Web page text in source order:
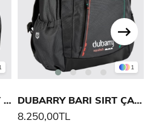
DUBARRY NAPLES SIRT ÇANTASI
1
DUBARRY BARI SIRT ÇANTASI
8.250,00TL